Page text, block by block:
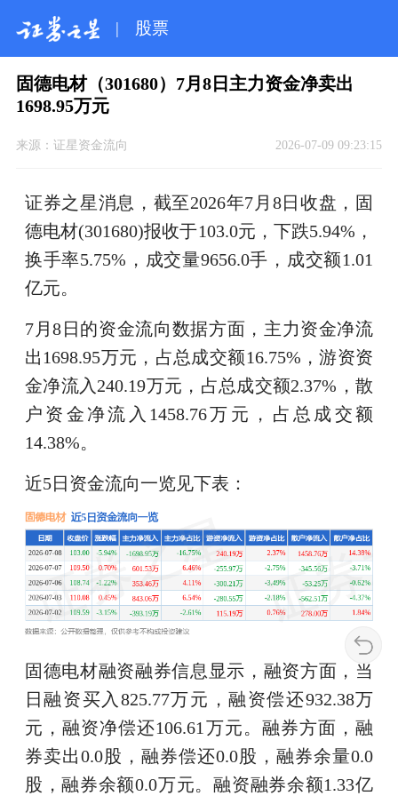
| 股票
固德电材（301680）7月8日主力资金净卖出
1698.95万元
来源： 证星资金流向 2026-07-09 09:23:15
证券之星消息，截至2026年7月8日收盘，固
德电材(301680)报收于103.0元，下跌5.94%，
换手率5.75%，成交量9656.0手，成交额1.01
亿元。
7月8日的资金流向数据方面，主力资金净流
出1698.95万元，占总成交额16.75%，游资资
金净流入240.19万元，占总成交额2.37%，散
户资金净流入1458.76万元，占总成交额
14.38%。
近5日资金流向一览见下表：
固德电材融资融券信息显示，融资方面，当
日融资买入825.77万元，融资偿还932.38万
元，融资净偿还106.61万元。融券方面，融
券卖出0.0股，融券偿还0.0股，融券余量0.0
股，融券余额0.0万元。融资融券余额1.33亿